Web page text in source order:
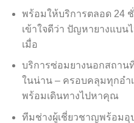
พร้อมให้บริการตลอด 24
เข้าใจดีว่า ปัญหายางแบน
เมื่อ
บริการซ่อมยางนอกสถา
ในน่าน – ครอบคลุมทุกอำ
พร้อมเดินทางไปหาคุณ
ทีมช่างผู้เชี่ยวชาญพร้อมอุ